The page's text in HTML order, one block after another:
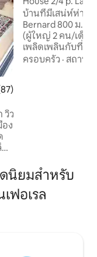
ลี่ย 4.98 จาก 5, 87 รีวิว
วิว
ซ์
บ้านที่มีเสน่ห์ห่างจ
Bernard 800 ม. เ
(ผู้ใหญ่ 2 คน/เด็ก
เพลิดเพลินกับที่พั
ความสะดวกครบค
ครอบครัว · สถานที่
นิยมสำหรับ
ฟอเรล